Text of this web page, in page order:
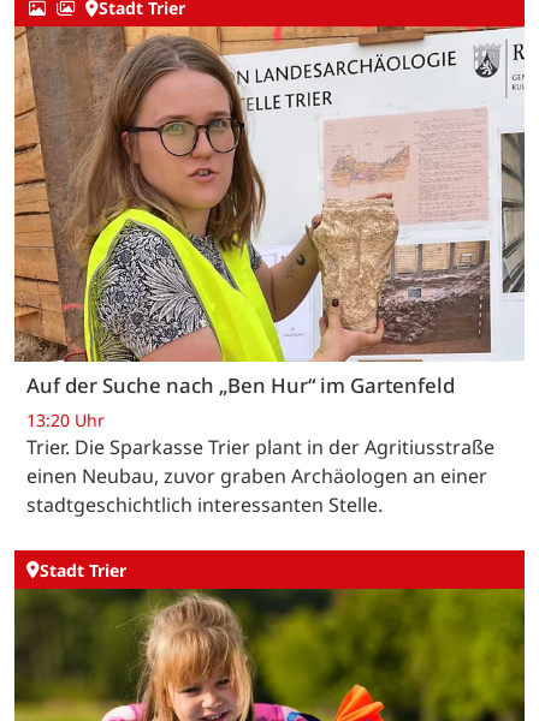
Stadt Trier
Auf der Suche nach „Ben Hur“ im Gartenfeld
13:20 Uhr
Trier. Die Sparkasse Trier plant in der Agritiusstraße
einen Neubau, zuvor graben Archäologen an einer
stadtgeschichtlich interessanten Stelle.
Stadt Trier